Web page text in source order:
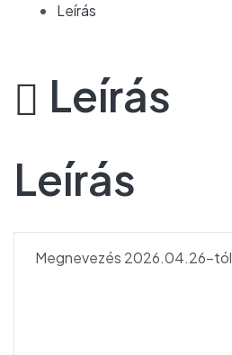
Leírás
Leírás
Leírás
Megnevezés 2026.04.26-tól